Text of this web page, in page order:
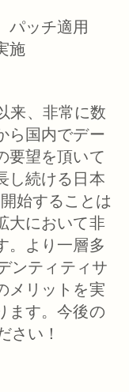
パッチ適用
施
来、非常に数
ら国内でデー
要望を頂いて
し続ける日本
始することは
大において非
。より一層多
ンティティサ
メリットを実
ます。今後の
さい！